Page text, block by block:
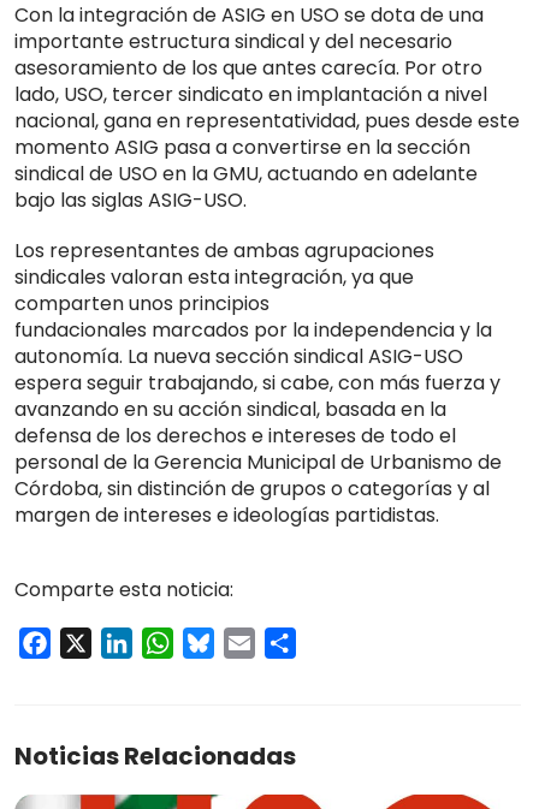
Con la integración de ASIG en USO se dota de una
importante estructura sindical y del necesario
asesoramiento de los que antes carecía. Por otro
lado, USO, tercer sindicato en implantación a nivel
nacional, gana en representatividad, pues desde este
momento ASIG pasa a convertirse en la sección
sindical de USO en la GMU, actuando en adelante
bajo las siglas ASIG-USO.
Los representantes de ambas agrupaciones
sindicales valoran esta integración, ya que
comparten unos principios
fundacionales marcados por la independencia y la
autonomía. La nueva sección sindical ASIG-USO
espera seguir trabajando, si cabe, con más fuerza y
avanzando en su acción sindical, basada en la
defensa de los derechos e intereses de todo el
personal de la Gerencia Municipal de Urbanismo de
Córdoba, sin distinción de grupos o categorías y al
margen de intereses e ideologías partidistas.
Comparte esta noticia:
Facebook LinkedInWhatsApp
Bluesky
Email
Noticias Relacionadas